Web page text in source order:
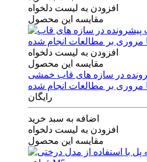
افزودن به لیست دلخواه
مقایسه این محصول
افزودن به لیست دلخواه
مقایسه این محصول
در سازه های قاب خمشی
مروری بر مطالعات انجام شده
رایگان
اضافه به سبد خرید
افزودن به لیست دلخواه
مقایسه این محصول